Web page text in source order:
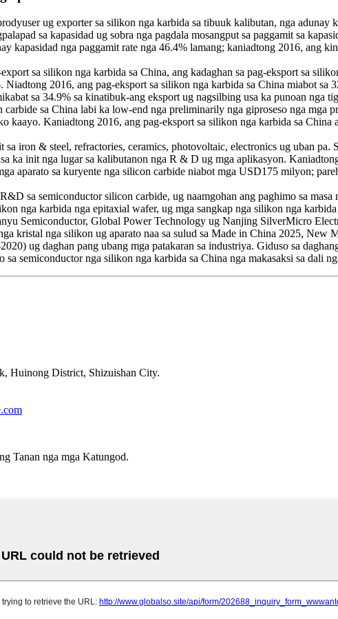
ug exporter sa silikon nga karbida sa tibuuk kalibutan, nga adunay
sa kapasidad ug sobra nga pagdala mosangput sa paggamit sa
kapasidad nga paggamit rate nga 46.4% lamang; kaniadtong 2016, ang
sa silikon nga karbida sa China, ang kadaghan sa pag-eksport sa
Niadtong 2016, ang pag-eksport sa silikon nga karbida sa China miabot
sa 34.9% sa kinatibuk-ang eksport ug nagsilbing usa ka punoan nga
sa China labi ka low-end nga preliminarily nga giproseso nga mga
kaayo. Kaniadtong 2016, ang pag-eksport sa silikon nga karbida sa
iron & steel, refractories, ceramics, photovoltaic, electronics ug uban
ka init nga lugar sa kalibutanon nga R & D ug mga aplikasyon.
aparato sa kuryente nga silicon carbide niabot mga USD175 milyon;
sa semiconductor silicon carbide, ug naamgohan ang paghimo sa
nga karbida nga epitaxial wafer, ug mga sangkap nga silikon nga
Semiconductor, Global Power Technology ug Nanjing SilverMicro
kristal nga silikon ug aparato naa sa sulud sa Made in China 2025,
ug daghan pang ubang mga patakaran sa industriya. Giduso sa
sa semiconductor nga silikon nga karbida sa China nga makasaksi sa dali
Huinong District, Shizuishan City.
Tanan nga mga Katungod.